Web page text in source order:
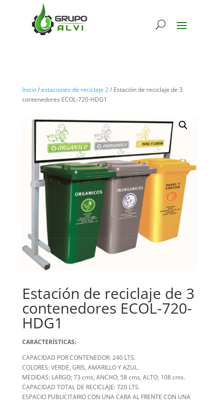
Inicio/estaciones de reciclaje 2/ Estación de reciclaje de 3
contenedores ECOL-720-HDG1
Estación de reciclaje de 3
contenedores ECOL-720-
HDG1
CARACTERÍSTICAS:
CAPACIDAD POR CONTENEDOR: 240 LTS.
COLORES: VERDE, GRIS, AMARILLO Y AZUL.
MEDIDAS: LARGO; 73 cms, ANCHO; 58 cms, ALTO; 108 cms.
CAPACIDAD TOTAL DE RECICLAJE: 720 LTS.
ESPACIO PUBLICITARIO CON UNA CARA AL FRENTE CON UNA